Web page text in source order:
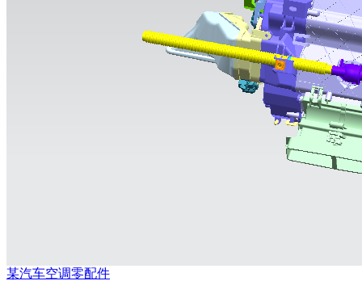
某汽车空调零配件